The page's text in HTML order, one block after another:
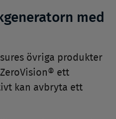
med
övriga produkter
ett
kan avbryta ett